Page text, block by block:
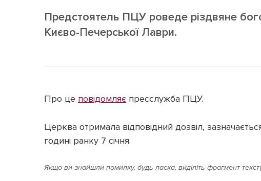
Предстоятель ПЦУ роведе різдвяне
Києво-Печерської Лаври.
Про це повідомляє пресслужба ПЦУ.
Церква отримала відповідний дозвіл,
годині ранку 7 січня.
Якщо ви знайшли помилку, будь ласка, виділіть фрагмент